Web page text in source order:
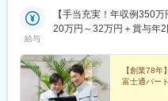
・創業70年を迎える老舗
負を専門に事業を行って
は各地で新規展示場を続
者の育成や新規事業の開
・住宅産業研究所（TACT
して掲載された実績もあ
課岐阜県大垣市加賀野4-
給与
【手当充実！年収例350
20万円～32万円＋賞与年2
時間外手当は含んでおり
【創業78年
富士通パー